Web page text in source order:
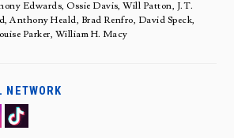
Edwards, Ossie Davis, Will Patton, J.T.
Anthony Heald, Brad Renfro, David Speck,
Parker, William H. Macy